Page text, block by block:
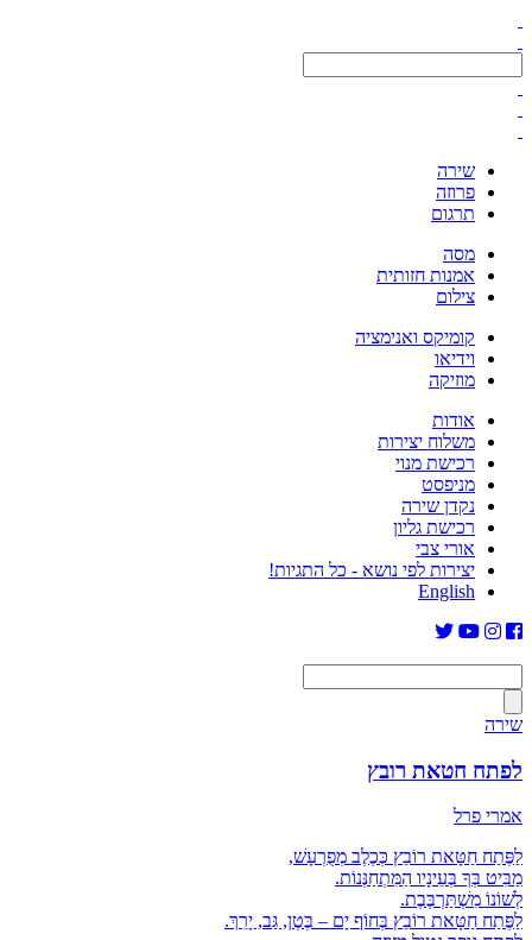
שירה
פרוזה
תרגום
מסה
אמנות חזותית
צילום
קומיקס ואנימציה
וידיאו
מוזיקה
אודות
משלוח יצירות
רכישת מנוי
מניפסט
נקדן שירה
רכישת גליון
אורי צבי
יצירות לפי נושא - כל התגיות!
English
שירה
לפתח חטאת רובץ
אמרי פרל
לַפֶּתַח חַטָּאת רוֹבֵץ כְּכֶלֶב מְפֻרְעָשׁ,
מַבִּיט בְּךָ בְּעֵינָיו הַמִּתְחַנְּנוֹת.
לְשׁוֹנוֹ מִשְׁתַּרְבֶּבֶת.
לַפֶּתַח חַטָּאת רוֹבֵץ בְּחוֹף יָם – בֶּטֶן, גַּב, יָרֵךְ.